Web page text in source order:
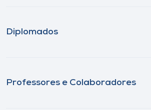
Diplomados
Professores e Colaboradores